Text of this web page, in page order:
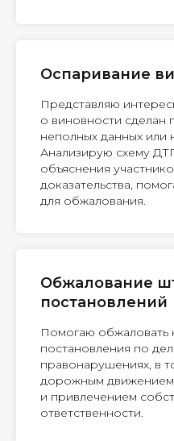
Оспаривание
Представляю
о виновности сделан
неполных данных или
Анализирую схему
объяснения
доказательства,
для обжалования.
Обжалование
постановлений
Помогаю обжаловать
постановления по
правонарушениях, в
дорожным
и привлечением
ответственности.